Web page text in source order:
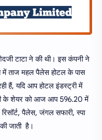
टाटा ने की थी। इस कंपनी ने
में ताज महल पैलेस होटल के पास
हैं, यदि आप होटल इंडस्ट्री में
के शेयर को आज आप 596.20 में
पैलेस, जंगल सफारी, स्पा
जाती है।